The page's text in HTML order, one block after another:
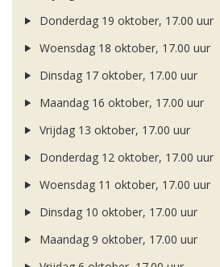
Donderdag 19 oktober, 17.00 uur
Woensdag 18 oktober, 17.00 uur
Dinsdag 17 oktober, 17.00 uur
Maandag 16 oktober, 17.00 uur
Vrijdag 13 oktober, 17.00 uur
Donderdag 12 oktober, 17.00 uur
Woensdag 11 oktober, 17.00 uur
Dinsdag 10 oktober, 17.00 uur
Maandag 9 oktober, 17.00 uur